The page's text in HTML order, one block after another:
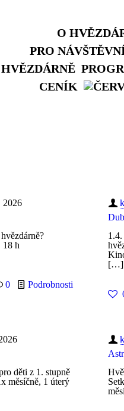
O
PRO
CENÍK
2026
18 h
0 Podrobnosti
[…]
děti z 1. stupně
měsíčně, 1 úterý